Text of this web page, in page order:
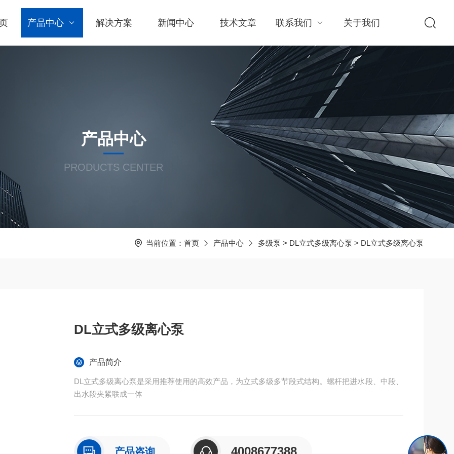
产品中心 解决方案 新闻中心 技术文章 联系我们 关于我们
产品中心
PRODUCTS CENTER
当前位置： 首页 产品中心 多级泵 > DL立式多级离心泵 > DL立式多级离心泵
DL立式多级离心泵
产品简介
DL立式多级离心泵是采用推荐使用的高效产品，为立式多级多节段式结构。螺杆把进水段、中段、
出水段夹紧联成一体
产品咨询 4008677388